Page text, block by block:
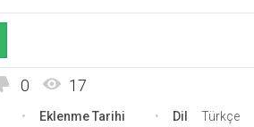
0 17
Eklenme Tarihi Dil Türkçe